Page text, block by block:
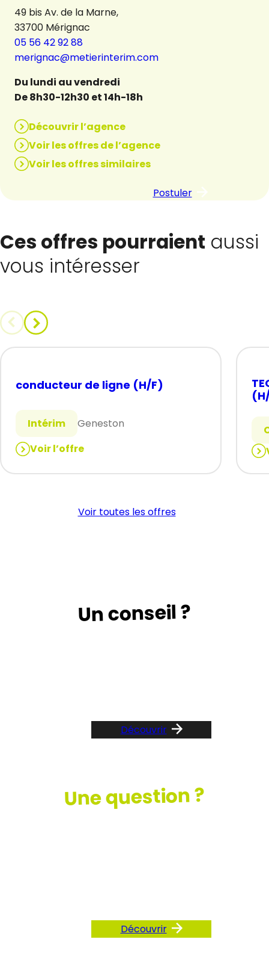
49 bis Av. de la Marne,
33700 Mérignac
05 56 42 92 88
merignac@metierinterim.com
Du lundi au vendredi
De 8h30-12h30 et 14h-18h
Découvrir l’agence
Voir les offres de l’agence
Voir les offres similaires
Postuler
Ces offres pourraient aussi
vous intéresser
conducteur de ligne (H/F)
Intérim
Geneston
Voir l’offre
:
conducteur
:
Voir toutes les offres
Un conseil ?
Découvrir
Une question ?
Découvrir